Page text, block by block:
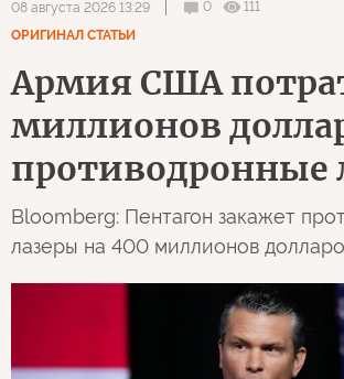
08 августа 2026 13:29 0
111
ОРИГИНАЛ СТАТЬИ
Армия США
миллионов
противодронные
Bloomberg: Пентагон закажет
лазеры на 400 миллионов